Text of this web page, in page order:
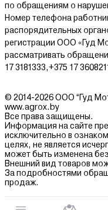
по обращениям о
Номер телефона
распорядительных
регистрации ООО «Гуд
рассматривать
17 3181333,+375 17
© 2014-2026 ООО “Гуд
www.agrox.by
Все права защищены.
Информация на сайте
исключительно в
целях, не является
может быть изменена
Внешний вид товаров
За подробностями
продаж.